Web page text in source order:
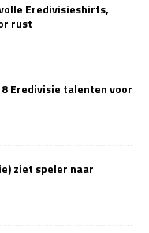
Eredivisieshirts,
rust
Eredivisie talenten voor
ziet speler naar